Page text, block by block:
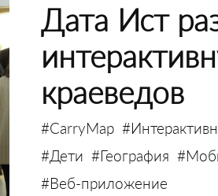
Дата Ист
краеведов
#CarryMap
#Дети #География
#Веб-приложение